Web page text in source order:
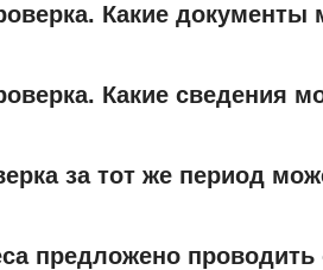
Какие документы
Какие сведения
за тот же период
предложено